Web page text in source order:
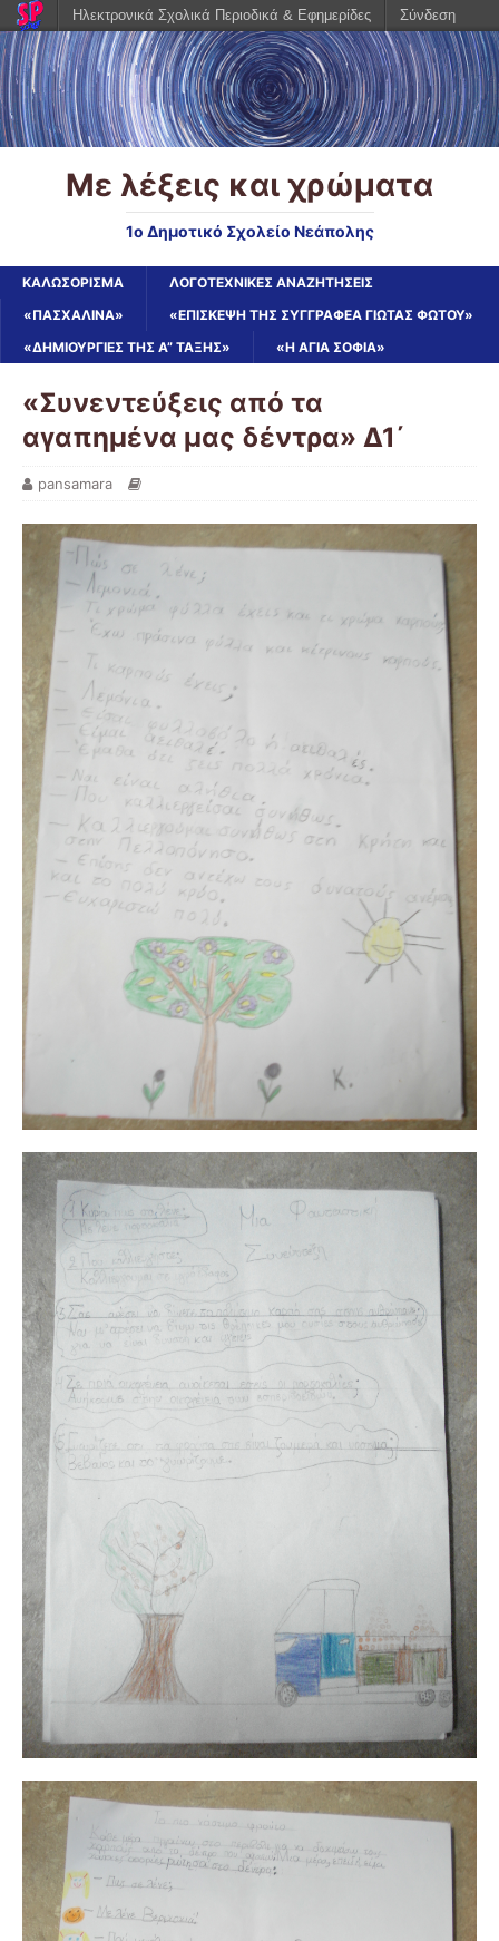
Με λέξεις και χρώματα
1ο Δημοτικό Σχολείο Νεάπολης
ΚΑΛΩΣΌΡΙΣΜΑ
ΛΟΓΟΤΕΧΝΙΚΈΣ ΑΝΑΖΗΤΉΣΕΙΣ
«ΠΑΣΧΑΛΙΝΑ»
«ΕΠΊΣΚΕΨΗ ΤΗΣ ΣΥΓΓΡΑΦΈΑ ΓΙΏΤΑΣ ΦΏΤΟΥ»
«ΔΗΜΙΟΥΡΓΊΕΣ ΤΗΣ Α” ΤΆΞΗΣ»
«Η ΑΓΊΑ ΣΟΦΊΑ»
«Συνεντεύξεις από τα
αγαπημένα μας δέντρα» Δ1΄
pansamara
Ηλεκτρονικά Σχολικά Περιοδικά & Εφημερίδες Σύνδεση